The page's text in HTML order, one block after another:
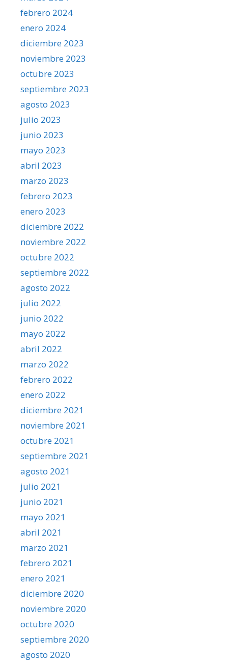
febrero 2024
enero 2024
diciembre 2023
noviembre 2023
octubre 2023
septiembre 2023
agosto 2023
julio 2023
junio 2023
mayo 2023
abril 2023
marzo 2023
febrero 2023
enero 2023
diciembre 2022
noviembre 2022
octubre 2022
septiembre 2022
agosto 2022
julio 2022
junio 2022
mayo 2022
abril 2022
marzo 2022
febrero 2022
enero 2022
diciembre 2021
noviembre 2021
octubre 2021
septiembre 2021
agosto 2021
julio 2021
junio 2021
mayo 2021
abril 2021
marzo 2021
febrero 2021
enero 2021
diciembre 2020
noviembre 2020
octubre 2020
septiembre 2020
agosto 2020